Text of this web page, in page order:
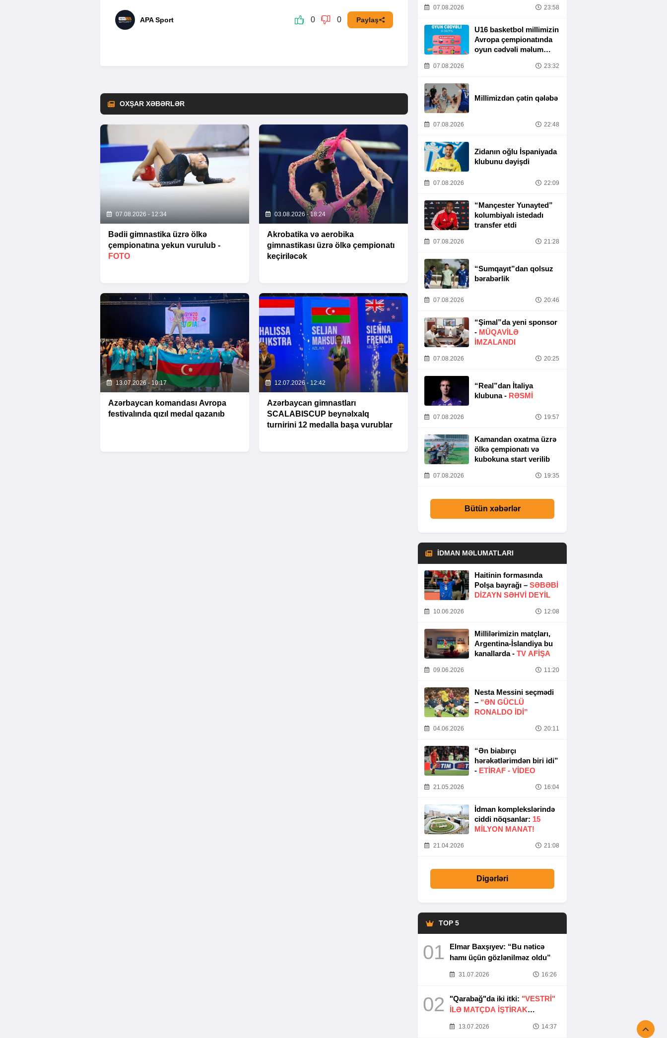
APA Sport 0 0 Paylaş
OXŞAR XƏBƏRLƏR
07.08.2026 - 12:34
Bədii gimnastika üzrə ölkə
çempionatına yekun vurulub -
FOTO
03.08.2026 - 18:24
Akrobatika və aerobika
gimnastikası üzrə ölkə çempionatı
keçiriləcək
13.07.2026 - 10:17
Azərbaycan komandası Avropa
festivalında qızıl medal qazanıb
12.07.2026 - 12:42
Azərbaycan gimnastları
SCALABISCUP beynəlxalq
turnirini 12 medalla başa vurublar
07.08.2026 23:58
U16 basketbol millimizin
Avropa çempionatında
oyun cədvəli məlum
07.08.2026 23:32
Millimizdən çətin qələbə
07.08.2026 22:48
Zidanın oğlu İspaniyada
klubunu dəyişdi
07.08.2026 22:09
“Mançester Yunayted”
kolumbiyalı istedadı
transfer etdi
07.08.2026 21:28
“Sumqayıt”dan qolsuz
bərabərlik
07.08.2026 20:46
“Şimal”da yeni sponsor
- MÜQAVİLƏ
İMZALANDI
07.08.2026 20:25
“Real”dan İtaliya
klubuna - RƏSMİ
07.08.2026 19:57
Kamandan oxatma üzrə
ölkə çempionatı və
kubokuna start verilib
07.08.2026 19:35
Bütün xəbərlər
İDMAN MƏLUMATLARI
Haitinin formasında
Polşa bayrağı – SƏBƏBI
DIZAYN SƏHVI DEYIL
10.06.2026 12:08
Millilərimizin matçları,
Argentina-İslandiya bu
kanallarda - TV AFİŞA
09.06.2026 11:20
Nesta Messini seçmədi
– “ƏN GÜCLÜ
RONALDO IDI”
04.06.2026 20:11
“Ən biabırçı
hərəkətlərimdən biri idi”
- ETIRAF - VİDEO
21.05.2026 16:04
İdman komplekslərində
ciddi nöqsanlar: 15
MILYON MANAT!
21.04.2026 21:08
Digərləri
TOP 5
01
Elmar Baxşıyev: “Bu nəticə
hamı üçün gözlənilməz oldu”
31.07.2026 16:26
02 "Qarabağ"da iki itki: "VESTRİ"
İLƏ MATÇDA İŞTİRAK
13.07.2026 14:37